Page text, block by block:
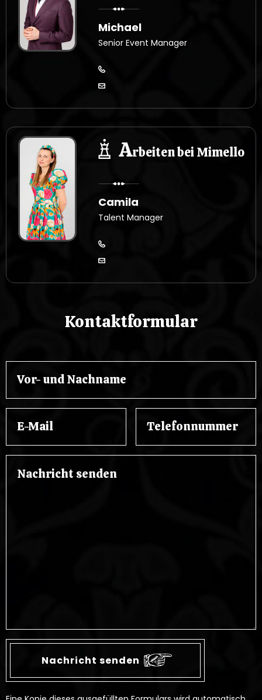
Michael
Senior Event Manager
Arbeiten bei Mimello
Camila
Talent Manager
Kontaktformular